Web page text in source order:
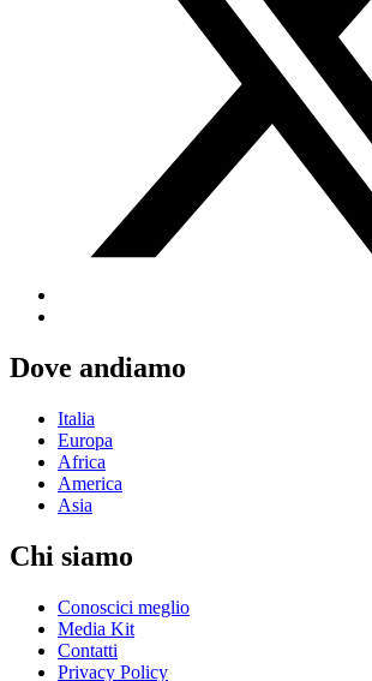
Dove andiamo
Italia
Europa
Africa
America
Asia
Chi siamo
Conoscici meglio
Media Kit
Contatti
Privacy Policy